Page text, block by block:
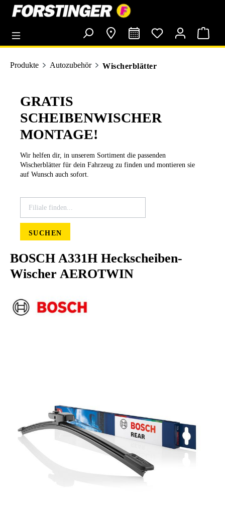
springen
Produkte Autozubehör Wischerblätter
GRATIS
SCHEIBENWISCHER
MONTAGE!
Wir helfen dir, in unserem Sortiment die passenden
Wischerblätter für dein Fahrzeug zu finden und montieren sie
auf Wunsch auch sofort.
SUCHEN
BOSCH A331H Heckscheiben-
Wischer AEROTWIN